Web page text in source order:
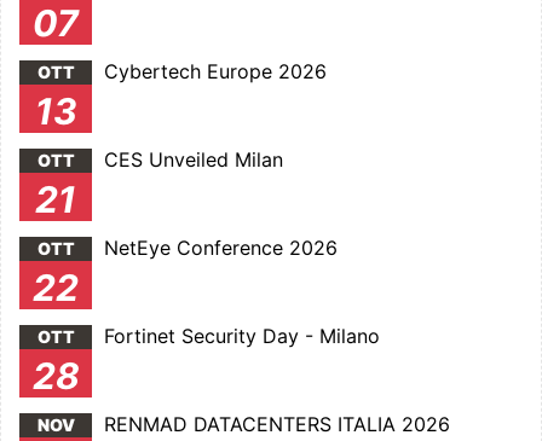
07
OTT
13
Cybertech Europe 2026
OTT
21
CES Unveiled Milan
OTT
22
NetEye Conference 2026
OTT
28
Fortinet Security Day - Milano
NOV RENMAD DATACENTERS ITALIA 2026